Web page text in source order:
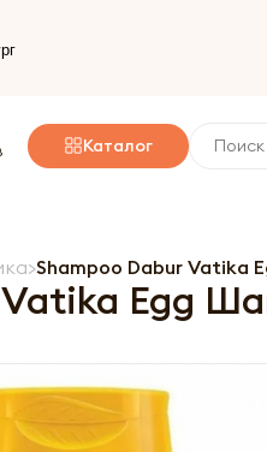
Каталог
Shampoo Dabur Vatika
Egg